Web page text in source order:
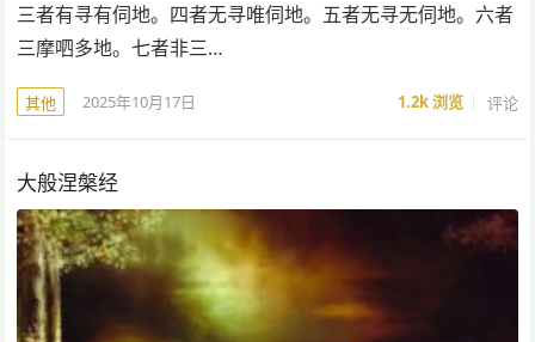
三者有寻有伺地。四者无寻唯伺地。五者无寻无伺地。六者
三摩呬多地。七者非三…
其他 2025年10月17日 1.2k浏览 评论
大般涅槃经